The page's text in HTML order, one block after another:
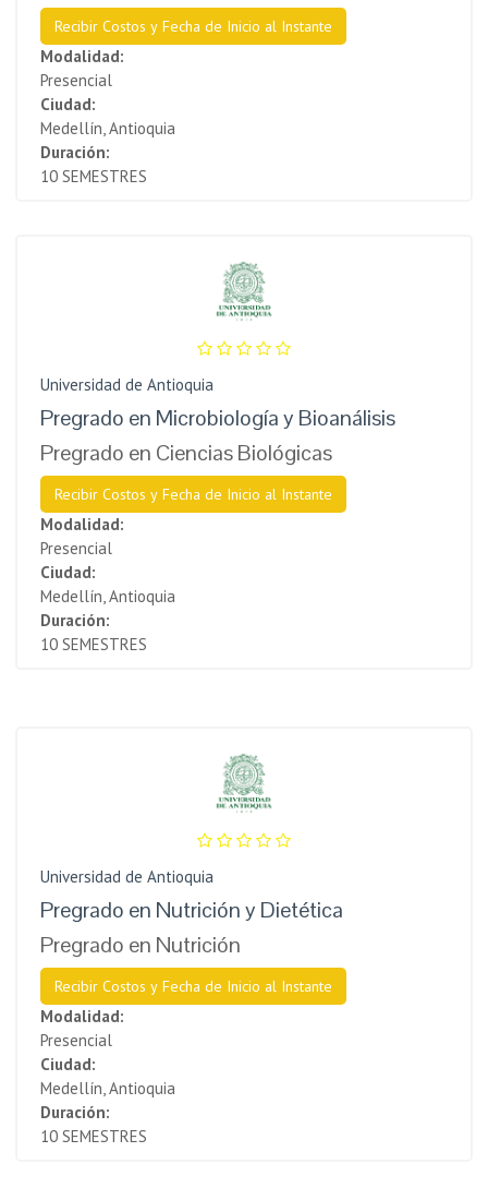
Recibir Costos y Fecha de Inicio al Instante
Modalidad:
Presencial
Ciudad:
Medellín, Antioquia
Duración:
10 SEMESTRES
Universidad de Antioquia
Pregrado en Microbiología y Bioanálisis
Pregrado en Ciencias Biológicas
Recibir Costos y Fecha de Inicio al Instante
Modalidad:
Presencial
Ciudad:
Medellín, Antioquia
Duración:
10 SEMESTRES
Universidad de Antioquia
Pregrado en Nutrición y Dietética
Pregrado en Nutrición
Recibir Costos y Fecha de Inicio al Instante
Modalidad:
Presencial
Ciudad:
Medellín, Antioquia
Duración:
10 SEMESTRES